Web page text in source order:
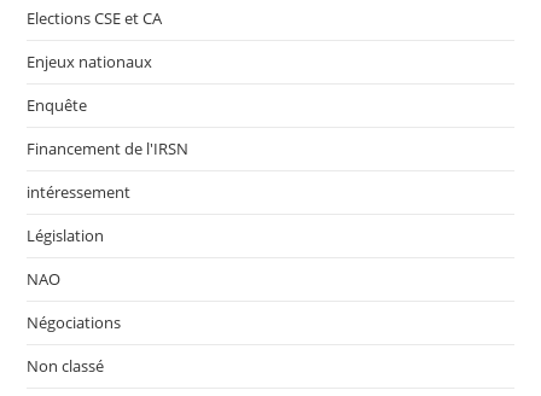
Elections CSE et CA
Enjeux nationaux
Enquête
Financement de l'IRSN
intéressement
Législation
NAO
Négociations
Non classé